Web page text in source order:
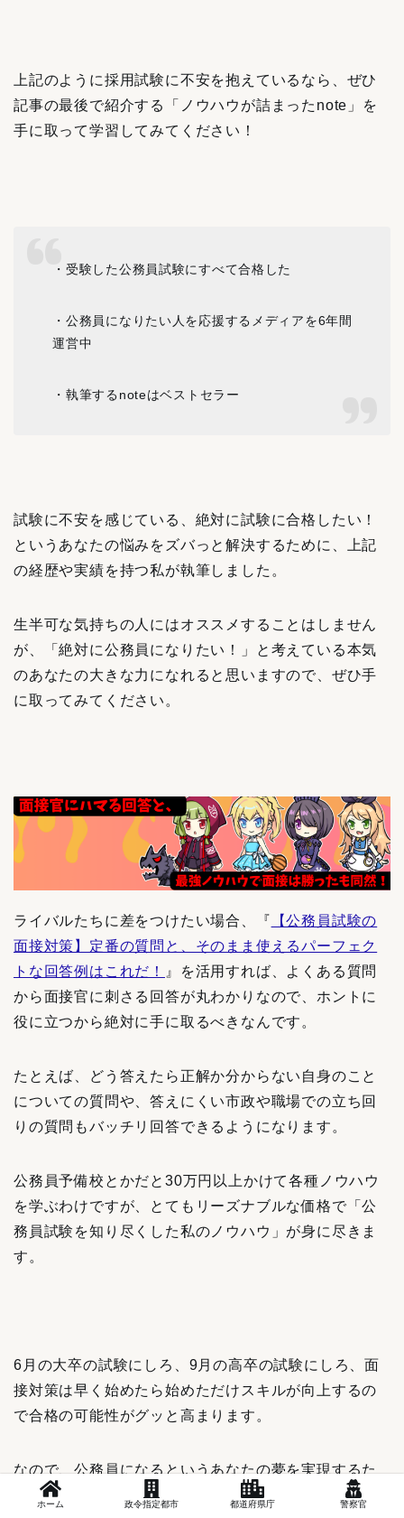
上記のように採用試験に不安を抱えているなら、ぜひ
記事の最後で紹介する「ノウハウが詰まったnote」を
手に取って学習してみてください！
・受験した公務員試験にすべて合格した
・公務員になりたい人を応援するメディアを6年間
運営中
・執筆するnoteはベストセラー
試験に不安を感じている、絶対に試験に合格したい！
というあなたの悩みをズバっと解決するために、
上記
の経歴や実績を持つ私が執筆しました。
生半可な気持ちの人にはオススメすることはしません
が、「絶対に公務員になりたい！」と考えている本気
のあなたの大きな力になれると思いますので、ぜひ手
に取ってみてください。
ライバルたちに差をつけたい場合、『 【公務員試験の
面接対策】定番の質問と、そのまま使えるパーフェク
トな回答例はこれだ！
』を活用すれば、よくある質問
から面接官に刺さる回答が丸わかりなので、ホントに
役に立つから絶対に手に取るべきなんです。
たとえば、どう答えたら正解か分からない自身のこと
についての質問や、答えにくい市政や職場での立ち回
りの質問もバッチリ回答できるようになります。
公務員予備校とかだと30万円以上かけて各種ノウハウ
を学ぶわけですが、とてもリーズナブルな価格で「公
務員試験を知り尽くした私のノウハウ」が身に尽きま
す。
6月の大卒の試験にしろ、9月の高卒の試験にしろ、面
接対策は早く始めたら始めただけスキルが向上するの
で合格の可能性がグッと高まります。
なので、公務員になるというあなたの夢を実現するた
めにも、今この機会にぜひ私のnoteを手に取って試験
ホーム 政令指定都市 都道府県庁 警察官